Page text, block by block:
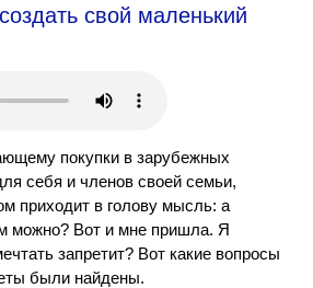
свой маленький
покупки в зарубежных
себя и членов своей семьи,
приходит в голову мысль: а
можно? Вот и мне пришла. Я
запретит? Вот какие вопросы
были найдены.